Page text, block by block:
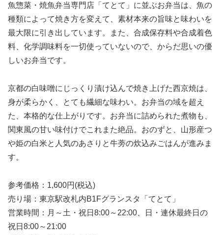
魚惣菜・焼魚弁当専門店「てとて」に並ぶお弁当は、魚の
種類によって焼き方を変えて、素材本来の旨味と味わいを
最大限に引き出しています。また、合成保存料や合成着色
料、化学調味料を一切使っていないので、からだ思いの優
しいお弁当です。
京都の白味噌にじっくり漬け込んで焼き上げた西京焼は、
身が柔らかく、とても繊細な味わい。お弁当の域を超え
た、本格的な仕上がりです。お弁当に詰められた煮物も、
関東風の甘い味付けでこれまた絶品。おのずと、山形産つ
や姫の白米と人気のあさりと牛蒡の炊込みごはんが進みま
す。
参考価格：1,600円(税込)
売り場：東京駅改札内B1Fグランスタ「てとて」
営業時間：月～土・祝日8:00～22:00、日・連休最終日の
祝日8:00～21:00